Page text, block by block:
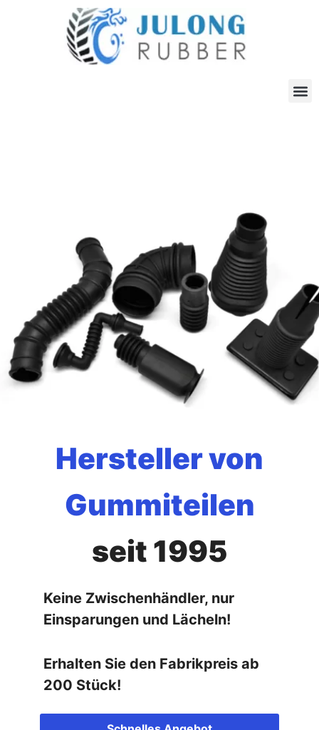
Hersteller von
Gummiteilen
seit 1995
Keine Zwischenhändler, nur
Einsparungen und Lächeln!
Erhalten Sie den Fabrikpreis ab
200 Stück!